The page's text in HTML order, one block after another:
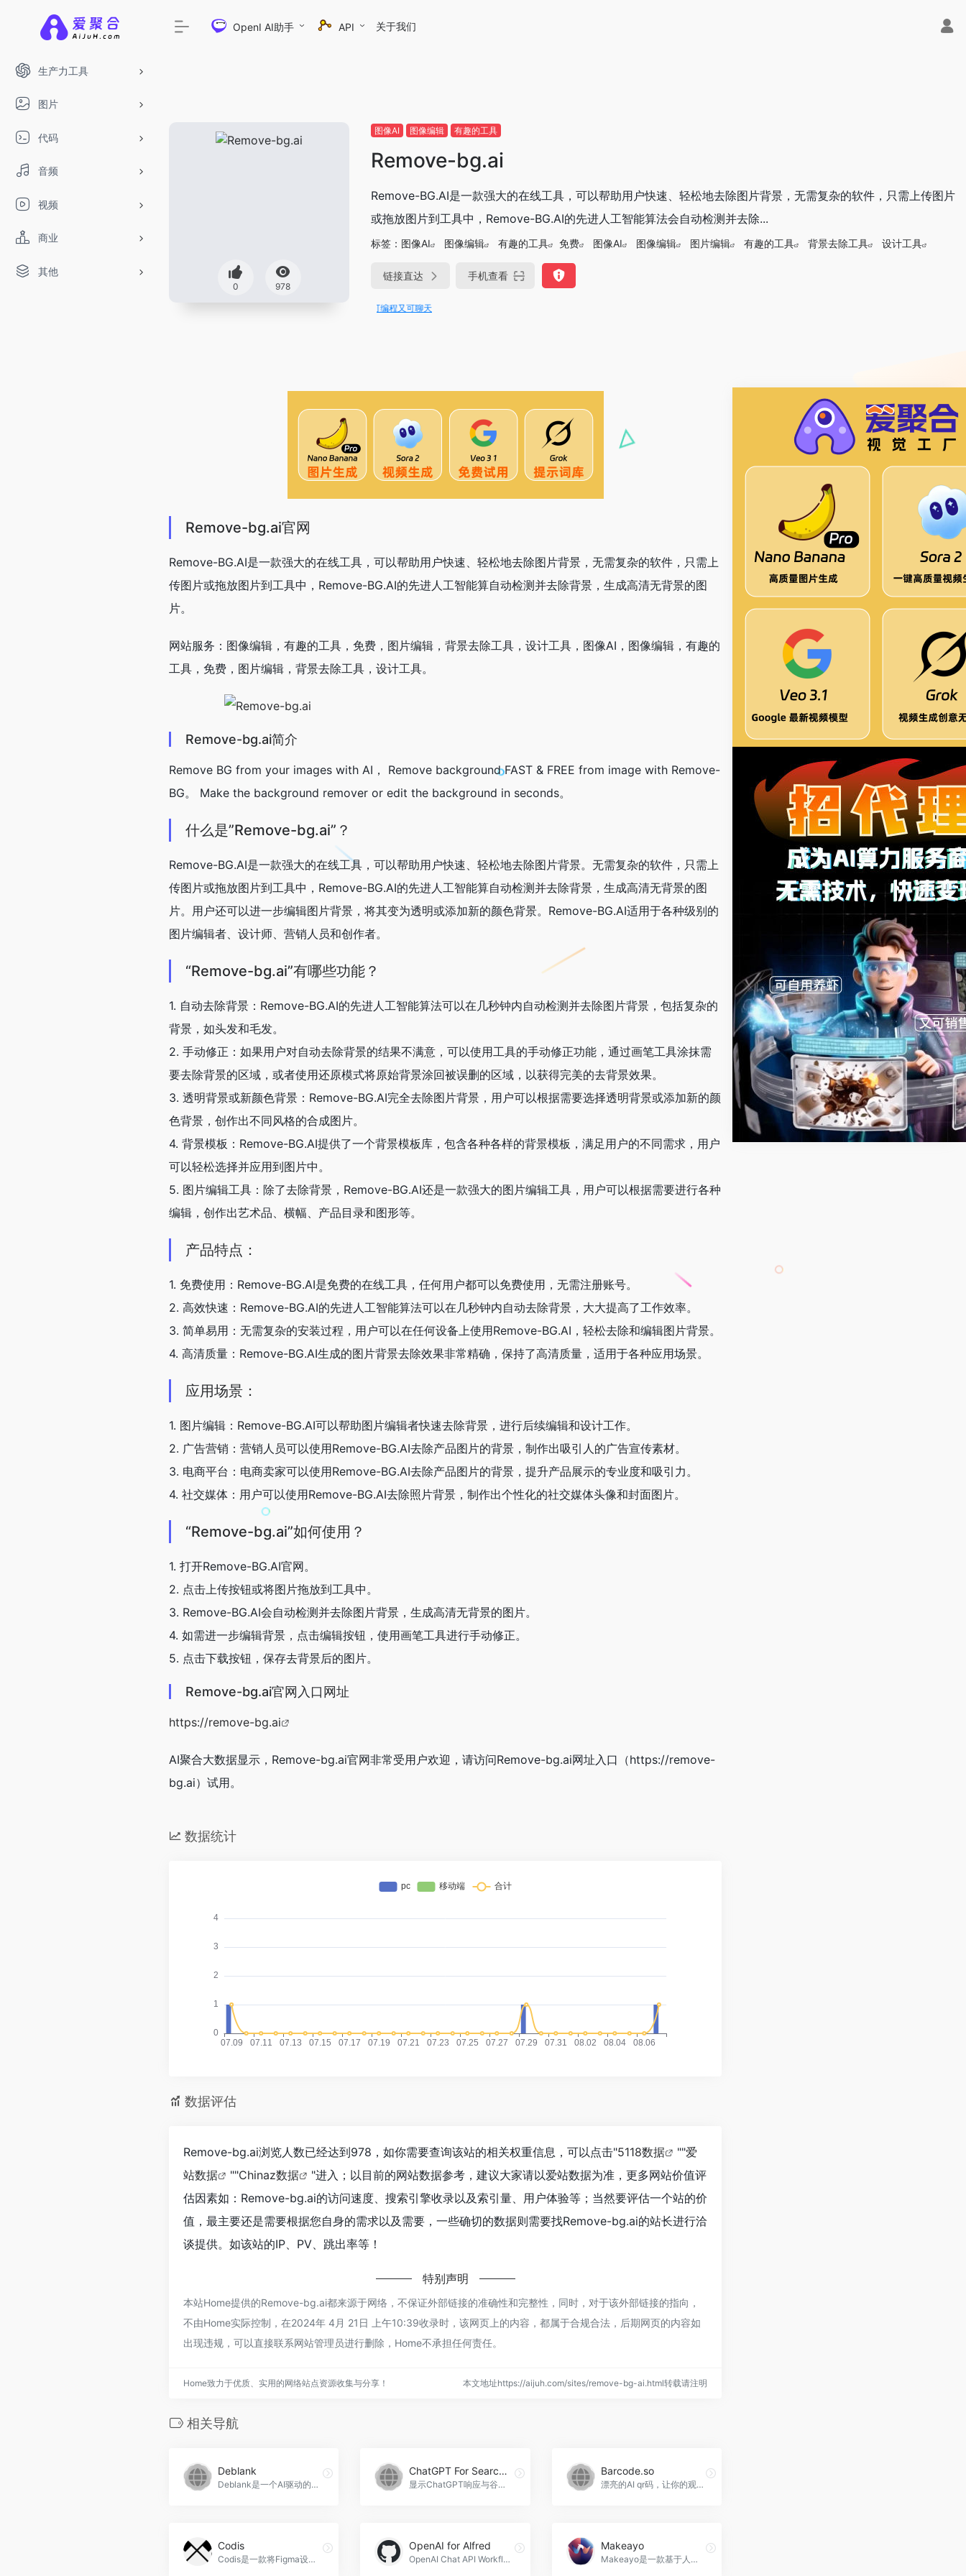
生产力工具
图片
代码
音频
视频
商业
其他
OpenI AI助手 API 关于我们
0 978
图像AI 图像编辑 有趣的工具
Remove-bg.ai
Remove-BG.AI是一款强大的在线工具，可以帮助用户快速、轻松地去除图片背景，无需复杂的软件，只需上传图片
或拖放图片到工具中，Remove-BG.AI的先进人工智能算法会自动检测并去除...
标签： 图像AI 图像编辑 有趣的工具 免费 图像AI 图像编辑 图片编辑 有趣的工具 背景去除工具 设计工具
链接直达 手机查看
DeepSeek-R1、V3满血版免费用！- 字节Trae即可编程又可聊天
Remove-bg.ai官网
Remove-BG.AI是一款强大的在线工具，可以帮助用户快速、轻松地去除图片背景，无需复杂的软件，只需上
传图片或拖放图片到工具中，Remove-BG.AI的先进人工智能算自动检测并去除背景，生成高清无背景的图
片。
网站服务：图像编辑，有趣的工具，免费，图片编辑，背景去除工具，设计工具，图像AI，图像编辑，有趣的
工具，免费，图片编辑，背景去除工具，设计工具。
Remove-bg.ai简介
Remove BG from your images with AI， Remove background FAST & FREE from image with Remove-
BG。 Make the background remover or edit the background in seconds。
什么是”Remove-bg.ai”？
Remove-BG.AI是一款强大的在线工具，可以帮助用户快速、轻松地去除图片背景。无需复杂的软件，只需上
传图片或拖放图片到工具中，Remove-BG.AI的先进人工智能算自动检测并去除背景，生成高清无背景的图
片。用户还可以进一步编辑图片背景，将其变为透明或添加新的颜色背景。Remove-BG.AI适用于各种级别的
图片编辑者、设计师、营销人员和创作者。
“Remove-bg.ai”有哪些功能？
1. 自动去除背景：Remove-BG.AI的先进人工智能算法可以在几秒钟内自动检测并去除图片背景，包括复杂的
背景，如头发和毛发。
2. 手动修正：如果用户对自动去除背景的结果不满意，可以使用工具的手动修正功能，通过画笔工具涂抹需
要去除背景的区域，或者使用还原模式将原始背景涂回被误删的区域，以获得完美的去背景效果。
3. 透明背景或新颜色背景：Remove-BG.AI完全去除图片背景，用户可以根据需要选择透明背景或添加新的颜
色背景，创作出不同风格的合成图片。
4. 背景模板：Remove-BG.AI提供了一个背景模板库，包含各种各样的背景模板，满足用户的不同需求，用户
可以轻松选择并应用到图片中。
5. 图片编辑工具：除了去除背景，Remove-BG.AI还是一款强大的图片编辑工具，用户可以根据需要进行各种
编辑，创作出艺术品、横幅、产品目录和图形等。
产品特点：
1. 免费使用：Remove-BG.AI是免费的在线工具，任何用户都可以免费使用，无需注册账号。
2. 高效快速：Remove-BG.AI的先进人工智能算法可以在几秒钟内自动去除背景，大大提高了工作效率。
3. 简单易用：无需复杂的安装过程，用户可以在任何设备上使用Remove-BG.AI，轻松去除和编辑图片背景。
4. 高清质量：Remove-BG.AI生成的图片背景去除效果非常精确，保持了高清质量，适用于各种应用场景。
应用场景：
1. 图片编辑：Remove-BG.AI可以帮助图片编辑者快速去除背景，进行后续编辑和设计工作。
2. 广告营销：营销人员可以使用Remove-BG.AI去除产品图片的背景，制作出吸引人的广告宣传素材。
3. 电商平台：电商卖家可以使用Remove-BG.AI去除产品图片的背景，提升产品展示的专业度和吸引力。
4. 社交媒体：用户可以使用Remove-BG.AI去除照片背景，制作出个性化的社交媒体头像和封面图片。
“Remove-bg.ai”如何使用？
1. 打开Remove-BG.AI官网。
2. 点击上传按钮或将图片拖放到工具中。
3. Remove-BG.AI会自动检测并去除图片背景，生成高清无背景的图片。
4. 如需进一步编辑背景，点击编辑按钮，使用画笔工具进行手动修正。
5. 点击下载按钮，保存去背景后的图片。
Remove-bg.ai官网入口网址
https://remove-bg.ai
AI聚合大数据显示，Remove-bg.ai官网非常受用户欢迎，请访问Remove-bg.ai网址入口（https://remove-
bg.ai）试用。
数据统计
数据评估
Remove-bg.ai浏览人数已经达到978，如你需要查询该站的相关权重信息，可以点击"5118数据 ""爱
站数据
""Chinaz数据
"进入；以目前的网站数据参考，建议大家请以爱站数据为准，更多网站价值评
估因素如：Remove-bg.ai的访问速度、搜索引擎收录以及索引量、用户体验等；当然要评估一个站的价
值，最主要还是需要根据您自身的需求以及需要，一些确切的数据则需要找Remove-bg.ai的站长进行洽
谈提供。如该站的IP、PV、跳出率等！
特别声明
本站Home提供的Remove-bg.ai都来源于网络，不保证外部链接的准确性和完整性，同时，对于该外部链接的指向，
不由Home实际控制，在2024年 4月 21日 上午10:39收录时，该网页上的内容，都属于合规合法，后期网页的内容如
出现违规，可以直接联系网站管理员进行删除，Home不承担任何责任。
Home致力于优质、实用的网络站点资源收集与分享！ 本文地址https://aijuh.com/sites/remove-bg-ai.html转载请注明
相关导航
Deblank
Deblank是一个AI驱动的设计灵感平台，提供创新工具、智能推荐和快速灵感，帮助用户在设计过程中获得灵感和启发。它可以生成独特的品牌设计，提供适合的字体和色彩方案，适用于设计师和品牌营销人员，Deblank官网入口网址
ChatGPT For Search Engines
显示ChatGPT响应与谷歌，必应...，ChatGPT For Search Engines官网入口网址
Barcode.so
漂亮的AI qr码，让你的观众会喜欢，Barcode.so官网入口网址
Codis
Codis是一款将Figma设计自动转换为Flutter代码的工具，帮助开发者快速将设计转化为实际可用的移动应用程序，Codis官网入口网址
OpenAI for Alfred
OpenAI Chat API Workflow是一款强大的工作流程工具，可以与GPT-3.5/GPT-4进行交互，实现文本生成、图像生成、图像理解、语音转文本和文本转语音等多种功能，OpenAI for Alfred官网入口网址
Makeayo
Makeayo是一款基于人工智能技术的生成艺术创作工具，提供易于使用的界面和强大的工具，让用户能够轻松创作出独特而引人入胜的艺术作品。无限生成、图像转换、高清放大等功能让用户能够不断完善和演变他们的生成艺术作品，实现无与伦比的艺术自由。适用于艺术创作、设计、广告和营销等领域，Makeayo官网入口网址